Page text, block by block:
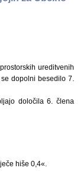
ureditvenih
dopolni besedilo 7.
določila 6. člena
hiše 0,4«.